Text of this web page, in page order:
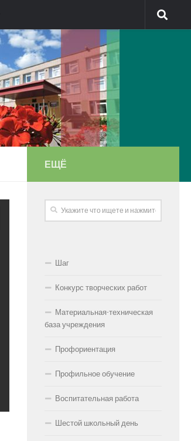
ЕЩЁ
Шаг
Конкурс творческих работ
Материальная-техническая
база учреждения
Профориентация
Профильное обучение
Воспитательная работа
Шестой школьный день